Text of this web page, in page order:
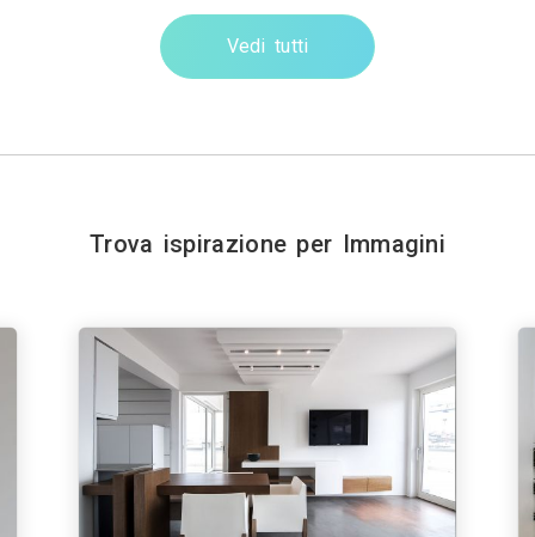
Vedi tutti
Trova ispirazione per Immagini